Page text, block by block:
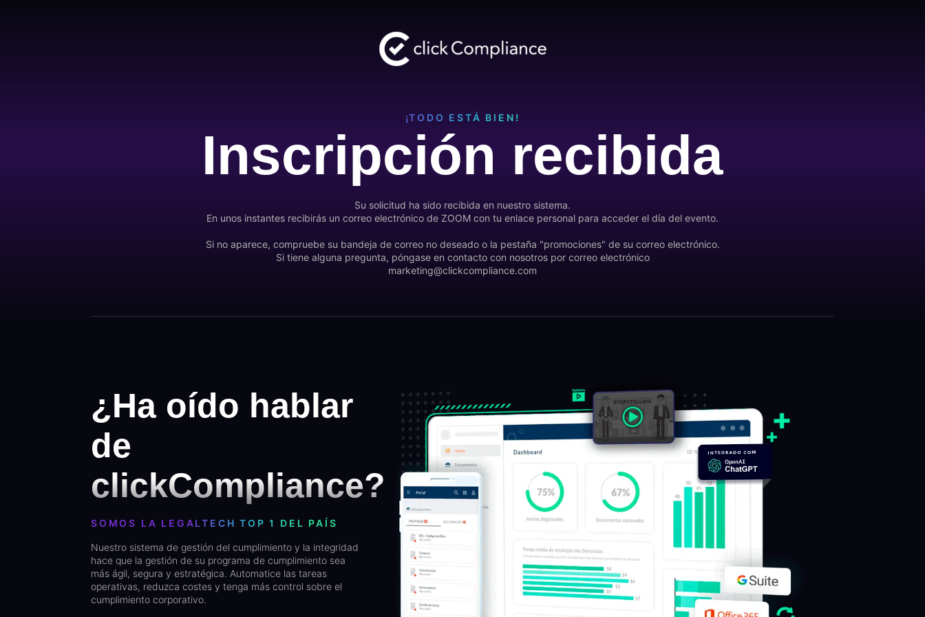
¡TODO ESTÁ BIEN!
Inscripción recibida
Su solicitud ha sido recibida en nuestro sistema.
En unos instantes recibirás un correo electrónico de ZOOM con tu enlace personal para acceder el día del evento.
Si no aparece, compruebe su bandeja de correo no deseado o la pestaña "promociones" de su correo electrónico.
Si tiene alguna pregunta, póngase en contacto con nosotros por correo electrónico
marketing@clickcompliance.com
¿Ha oído hablar
de
clickCompliance?
SOMOS LA LEGALTECH TOP 1 DEL PAÍS
Nuestro sistema de gestión del cumplimiento y la integridad
hace que la gestión de su programa de cumplimiento sea
más ágil, segura y estratégica. Automatice las tareas
operativas, reduzca costes y tenga más control sobre el
cumplimiento corporativo.